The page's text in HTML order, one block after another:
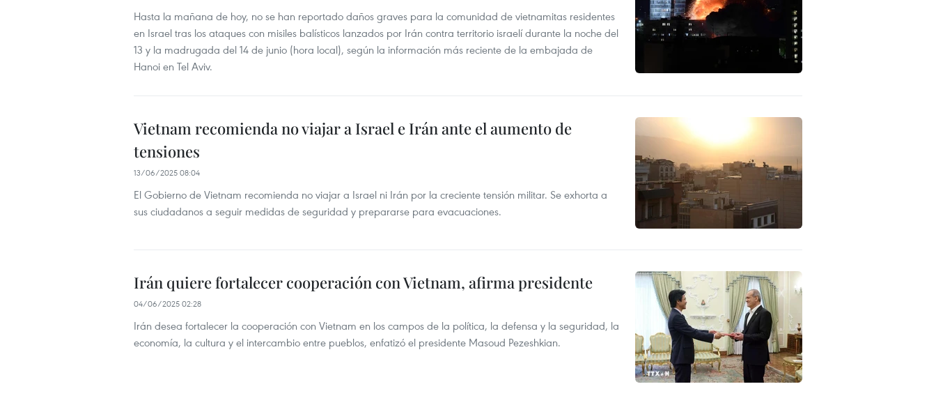
Hasta la mañana de hoy, no se han reportado daños graves para la comunidad de vietnamitas residentes
en Israel tras los ataques con misiles balísticos lanzados por Irán contra territorio israelí durante la noche del
13 y la madrugada del 14 de junio (hora local), según la información más reciente de la embajada de
Hanoi en Tel Aviv.
Vietnam recomienda no viajar a Israel e Irán ante el aumento de
tensiones
13/06/2025 08:04
El Gobierno de Vietnam recomienda no viajar a Israel ni Irán por la creciente tensión militar. Se exhorta a
sus ciudadanos a seguir medidas de seguridad y prepararse para evacuaciones.
Irán quiere fortalecer cooperación con Vietnam, afirma presidente
04/06/2025 02:28
Irán desea fortalecer la cooperación con Vietnam en los campos de la política, la defensa y la seguridad, la
economía, la cultura y el intercambio entre pueblos, enfatizó el presidente Masoud Pezeshkian.